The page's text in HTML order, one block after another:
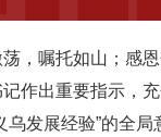
嘱托如山；感恩
作出重要指示，
乌发展经验”的全